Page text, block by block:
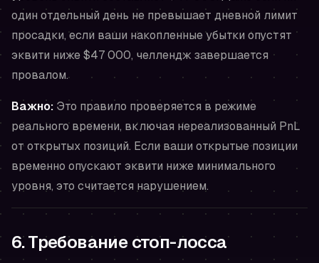
один отдельный день не превышает дневной лимит
просадки, если ваши накопленные убытки опустят
эквити ниже $47 000, челлендж завершается
провалом.
Важно: Это правило проверяется в режиме
реального времени, включая нереализованный PnL
от открытых позиций. Если ваши открытые позиции
временно опускают эквити ниже минимального
уровня, это считается нарушением.
6. Требование стоп-лосса